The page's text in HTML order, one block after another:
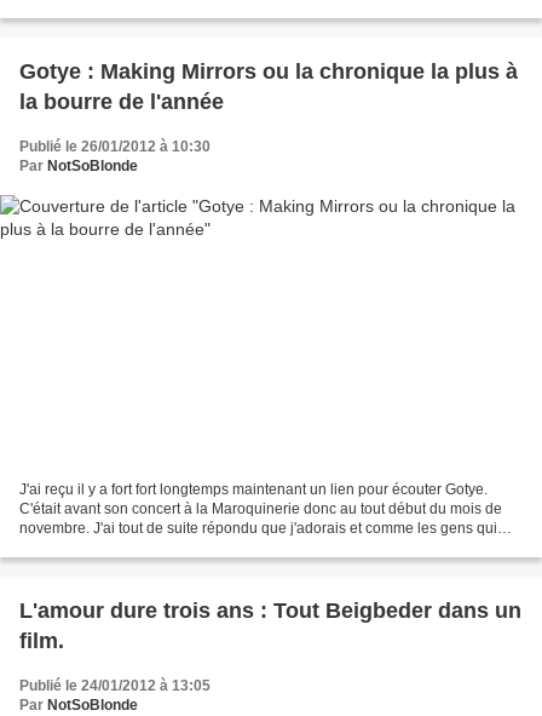
Gotye : Making Mirrors ou la chronique la plus à
la bourre de l'année
Publié le 26/01/2012 à 10:30
Par NotSoBlonde
J'ai reçu il y a fort fort longtemps maintenant un lien pour écouter Gotye.
C'était avant son concert à la Maroquinerie donc au tout début du mois de
novembre. J'ai tout de suite répondu que j'adorais et comme les gens qui
L'amour dure trois ans : Tout Beigbeder dans un
film.
Publié le 24/01/2012 à 13:05
Par NotSoBlonde